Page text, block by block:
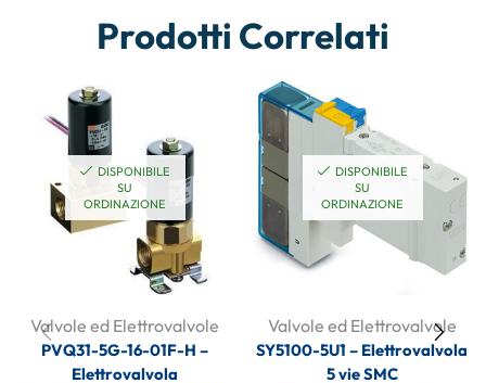
Prodotti Correlati
DISPONIBILE
SU
ORDINAZIONE
Valvole ed Elettrovalvole
PVQ31-5G-16-01F-H –
Elettrovalvola
DISPONIBILE
SU
ORDINAZIONE
Valvole ed Elettrovalvole
SY5100-5U1 – Elettrovalvola
5 vie SMC